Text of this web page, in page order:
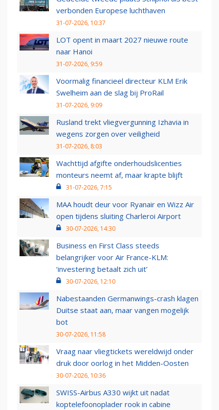
verbonden Europese luchthaven
31-07-2026, 10:37
LOT opent in maart 2027 nieuwe route
naar Hanoi
31-07-2026, 9:59
Voormalig financieel directeur KLM Erik
Swelheim aan de slag bij ProRail
31-07-2026, 9:09
Rusland trekt vliegvergunning Izhavia in
wegens zorgen over veiligheid
31-07-2026, 8:03
Wachttijd afgifte onderhoudslicenties
monteurs neemt af, maar krapte blijft
31-07-2026, 7:15
MAA houdt deur voor Ryanair en Wizz Air
open tijdens sluiting Charleroi Airport
30-07-2026, 14:30
Business en First Class steeds
belangrijker voor Air France-KLM:
‘investering betaalt zich uit’
30-07-2026, 12:10
Nabestaanden Germanwings-crash klagen
Duitse staat aan, maar vangen mogelijk
bot
30-07-2026, 11:58
Vraag naar vliegtickets wereldwijd onder
druk door oorlog in het Midden-Oosten
30-07-2026, 10:36
SWISS-Airbus A330 wijkt uit nadat
koptelefoonoplader rook in cabine